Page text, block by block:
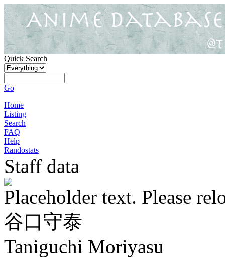
Quick Search
Go
Home
Listing
Search
FAQ
Help
Randostats
Staff data
Placeholder text. Please
谷口守泰
Taniguchi Moriyasu